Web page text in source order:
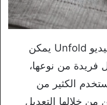
بعد تنزيل برنامج تصميم الفيديو Unfold يمكن
فريدة من نوعها،
الكثير من
من خلالها التعديل